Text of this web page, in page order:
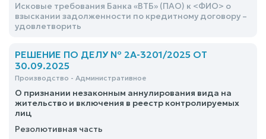
Исковые требования Банка «ВТБ» (ПАО) к <ФИО> о
взыскании задолженности по кредитному договору –
удовлетворить
РЕШЕНИЕ ПО ДЕЛУ № 2А-3201/2025 ОТ
30.09.2025
Производство - Административное
О признании незаконным аннулирования вида на
жительство и включения в реестр контролируемых
лиц
Резолютивная часть